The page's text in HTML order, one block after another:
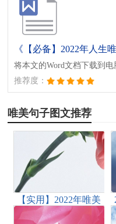
《【必备】2022年人生
将本文的Word文档下载到
推荐度：
唯美句子图文推荐
【实用】2022年唯美
伤感句子合集78句